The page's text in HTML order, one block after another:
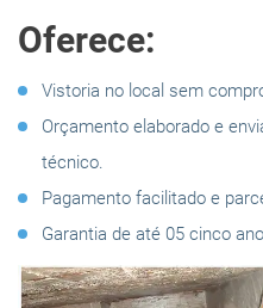
Oferece:
Vistoria no local sem
Orçamento elaborado e
técnico.
Pagamento facilitado e
Garantia de até 05 cinco